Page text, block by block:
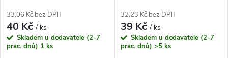
o
d
o
d
33,06 Kč bez DPH
40 Kč/ ks
Skladem u dodavatele (2-7
prac. dnů) 1 ks
32,23 Kč bez DPH
39 Kč/ ks
Skladem u dodavatele (2-7
prac. dnů) >5 ks